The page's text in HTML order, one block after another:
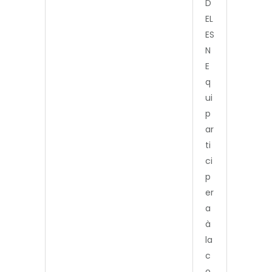
D
EL
ES
N
E
q
ui
p
ar
ti
ci
p
er
a
à
la
c